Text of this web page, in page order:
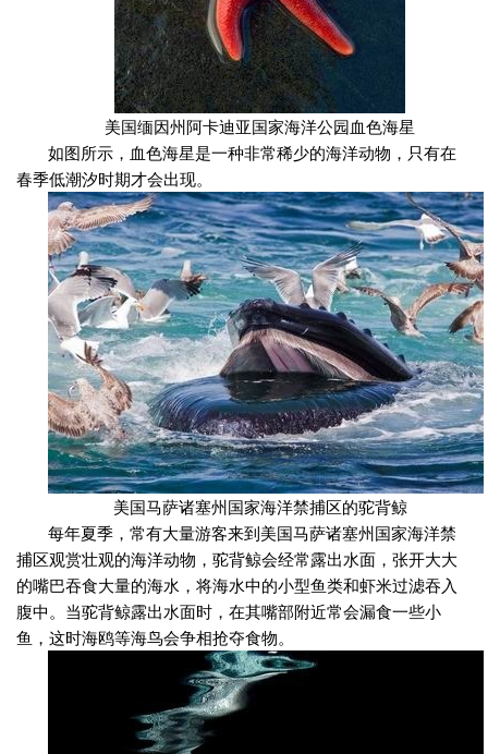
美国缅因州阿卡迪亚国家海洋公园血色海星
如图所示，血色海星是一种非常稀少的海洋动物，只有在
春季低潮汐时期才会出现。
美国马萨诸塞州国家海洋禁捕区的驼背鲸
每年夏季，常有大量游客来到美国马萨诸塞州国家海洋禁
捕区观赏壮观的海洋动物，驼背鲸会经常露出水面，张开大大
的嘴巴吞食大量的海水，将海水中的小型鱼类和虾米过滤吞入
腹中。当驼背鲸露出水面时，在其嘴部附近常会漏食一些小
鱼，这时海鸥等海鸟会争相抢夺食物。